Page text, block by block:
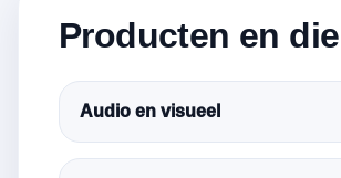
Producten en
Audio en visueel